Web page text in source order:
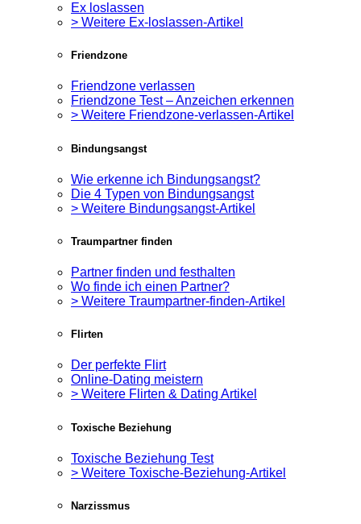
Ex loslassen
> Weitere Ex-loslassen-Artikel
Friendzone
Friendzone verlassen
Friendzone Test – Anzeichen erkennen
> Weitere Friendzone-verlassen-Artikel
Bindungsangst
Wie erkenne ich Bindungsangst?
Die 4 Typen von Bindungsangst
> Weitere Bindungsangst-Artikel
Traumpartner finden
Partner finden und festhalten
Wo finde ich einen Partner?
> Weitere Traumpartner-finden-Artikel
Flirten
Der perfekte Flirt
Online-Dating meistern
> Weitere Flirten & Dating Artikel
Toxische Beziehung
Toxische Beziehung Test
> Weitere Toxische-Beziehung-Artikel
Narzissmus